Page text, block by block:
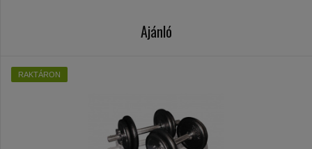
Ajánló
RAKTÁRON